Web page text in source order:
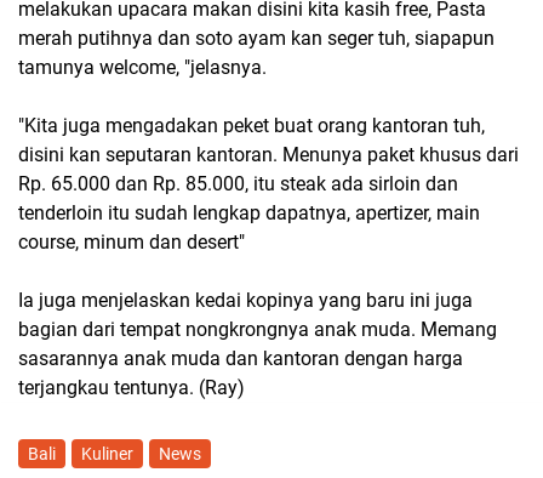
melakukan upacara makan disini kita kasih free, Pasta
merah putihnya dan soto ayam kan seger tuh, siapapun
tamunya welcome, "jelasnya.
"Kita juga mengadakan peket buat orang kantoran tuh,
disini kan seputaran kantoran. Menunya paket khusus dari
Rp. 65.000 dan Rp. 85.000, itu steak ada sirloin dan
tenderloin itu sudah lengkap dapatnya, apertizer, main
course, minum dan desert"
Ia juga menjelaskan kedai kopinya yang baru ini juga
bagian dari tempat nongkrongnya anak muda. Memang
sasarannya anak muda dan kantoran dengan harga
terjangkau tentunya. (Ray)
Bali Kuliner News